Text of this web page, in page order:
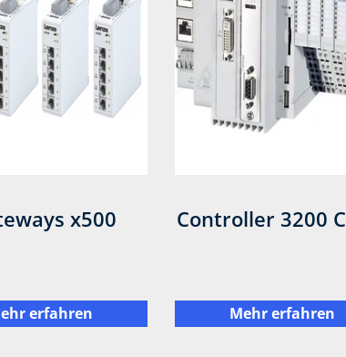
x500
erfahren
Controller 3200 C
Mehr erfahren